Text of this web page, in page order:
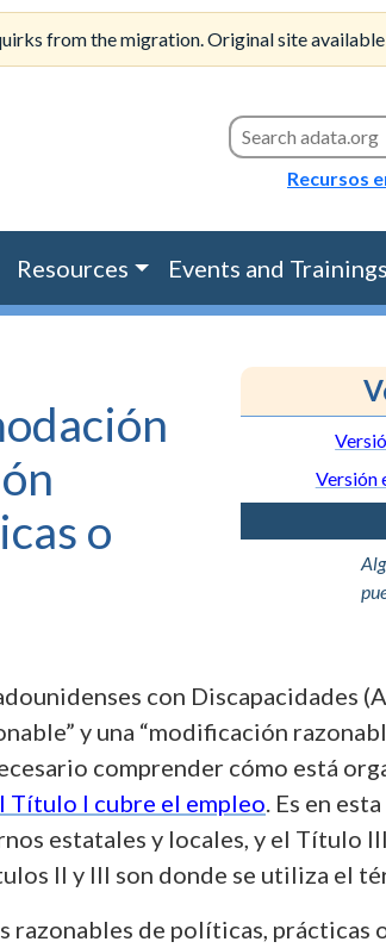
from the migration. Original site
Search this site
Recursos
Resources Events and Trainings
o
Versión
con Discapacidades
y una “modificación
comprender cómo está
Título I cubre el empleo . Es en
estatales y locales, y el Título
II y III son donde se utiliza el
razonables de políticas, prácticas